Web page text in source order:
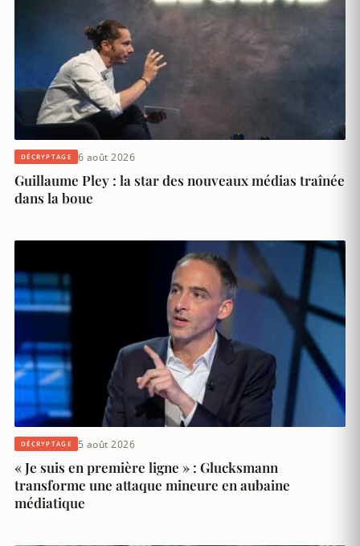
DÉCRYPTAGE 6 août 2026
Guillaume Pley : la star des nouveaux médias traînée
dans la boue
DÉCRYPTAGE 5 août 2026
« Je suis en première ligne » : Glucksmann
transforme une attaque mineure en aubaine
médiatique